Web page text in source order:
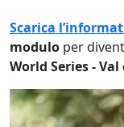
Scarica
modulo per
World Series - Val